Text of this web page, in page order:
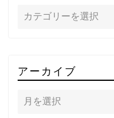
アーカイブ